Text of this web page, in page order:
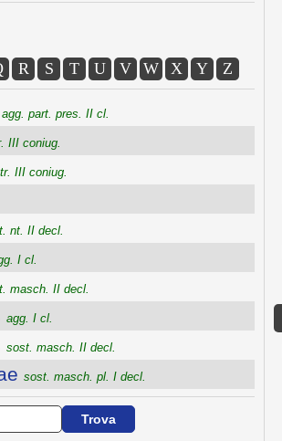
R S T U V W X Y Z
agg. part. pres. II cl.
III coniug.
III coniug.
nt. II decl.
I cl.
masch. II decl.
agg. I cl.
sost. masch. II decl.
sost. masch. pl. I decl.